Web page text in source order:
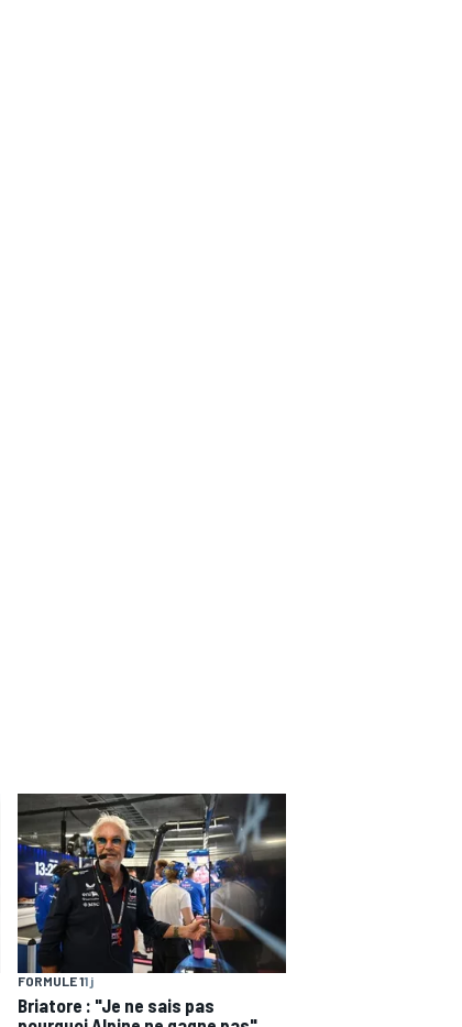
FORMULE 11 j
Briatore : "Je ne sais pas